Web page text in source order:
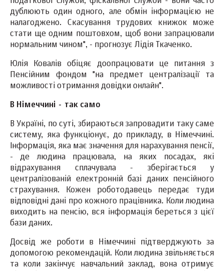
дублюють один одного, але обмін інформацією не
налагоджено. Скасування трудових книжок може
стати ще одним поштовхом, щоб вони запрацювали
нормальним чином", - прогнозує Лідія Ткаченко.
Юлія Ковалів обіцяє доопрацювати це питання з
Пенсійним фондом "на предмет централізації та
можливості отримання довідки онлайн".
В Німеччині - так само
В Україні, по суті, збираються запровадити таку саме
систему, яка функціонує, до прикладу, в Німеччині.
Інформація, яка має значення для нарахування пенсії,
- де людина працювала, на яких посадах, які
відрахування сплачувала - зберігається у
централізованій електронній базі даних пенсійного
страхування. Кожен роботодавець передає туди
відповідні дані про кожного працівника. Коли людина
виходить на пенсію, вся інформація береться з цієї
бази даних.
Досвід же роботи в Німеччині підтверджують за
допомогою рекомендацій. Коли людина звільняється
та коли закінчує навчальний заклад, вона отримує